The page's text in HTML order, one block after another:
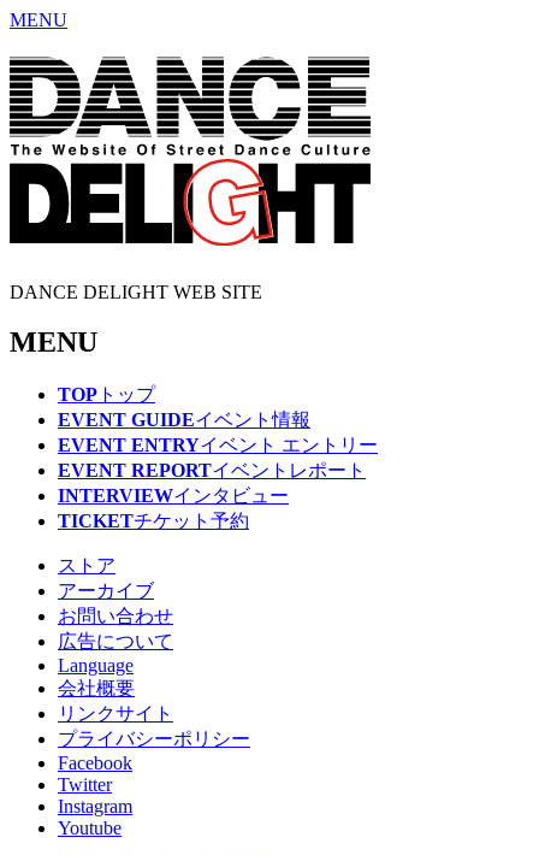
MENU
DANCE DELIGHT WEB SITE
MENU
TOP トップ
EVENT GUIDEイベント情報
EVENT ENTRYイベント エントリー
EVENT REPORTイベントレポート
INTERVIEWインタビュー
TICKETチケット予約
ストア
アーカイブ
お問い合わせ
広告について
Language
会社概要
リンクサイト
プライバシーポリシー
Facebook
Twitter
Instagram
Youtube